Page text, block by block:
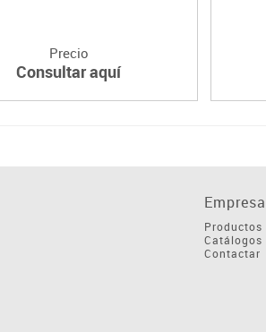
Precio
Consultar aquí
Empresa
Productos
Catálogos
Contactar